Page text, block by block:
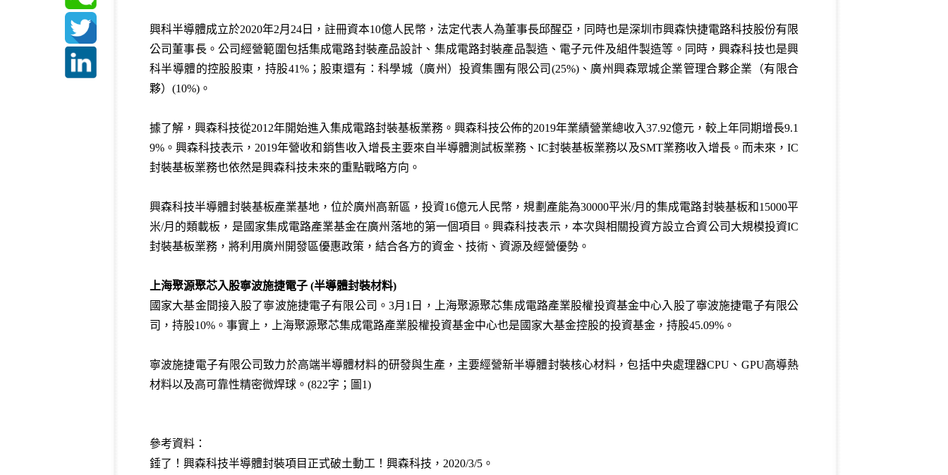
興科半導體成立於2020年2月24日，註冊資本10億人民幣，法定代表人為董事長邱醒亞，同時也是深圳市興森快捷電路科技股份有限
公司董事長。公司經營範圍包括集成電路封裝產品設計、集成電路封裝產品製造、電子元件及組件製造等。同時，興森科技也是興
科半導體的控股股東，持股41%；股東還有：科學城（廣州）投資集團有限公司(25%)、廣州興森眾城企業管理合夥企業（有限合
夥）(10%)。
據了解，興森科技從2012年開始進入集成電路封裝基板業務。興森科技公佈的2019年業績營業總收入37.92億元，較上年同期增長9.1
9%。興森科技表示，2019年營收和銷售收入增長主要來自半導體測試板業務、IC封裝基板業務以及SMT業務收入增長。而未來，IC
封裝基板業務也依然是興森科技未來的重點戰略方向。
興森科技半導體封裝基板產業基地，位於廣州高新區，投資16億元人民幣，規劃產能為30000平米/月的集成電路封裝基板和15000平
米/月的類載板，是國家集成電路產業基金在廣州落地的第一個項目。興森科技表示，本次與相關投資方設立合資公司大規模投資IC
封裝基板業務，將利用廣州開發區優惠政策，結合各方的資金、技術、資源及經營優勢。
上海聚源聚芯入股寧波施捷電子 (半導體封裝材料)
國家大基金間接入股了寧波施捷電子有限公司。3月1日，上海聚源聚芯集成電路產業股權投資基金中心入股了寧波施捷電子有限公
司，持股10%。事實上，上海聚源聚芯集成電路產業股權投資基金中心也是國家大基金控股的投資基金，持股45.09%。
寧波施捷電子有限公司致力於高端半導體材料的研發與生產，主要經營新半導體封裝核心材料，包括中央處理器CPU、GPU高導熱
材料以及高可靠性精密微焊球。(822字；圖1)
參考資料：
錘了！興森科技半導體封裝項目正式破土動工！興森科技，2020/3/5。